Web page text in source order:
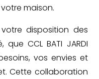
maison.
votre disposition des
CCL BATI JARDI
vos envies et
Cette collaboration